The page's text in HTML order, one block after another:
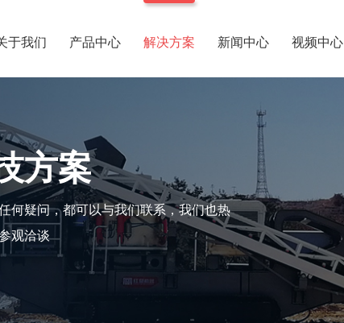
于我们 产品中心 解决方案 新闻中心 视频中心
方案
何疑问，都可以与我们联系，我们也热
观洽谈